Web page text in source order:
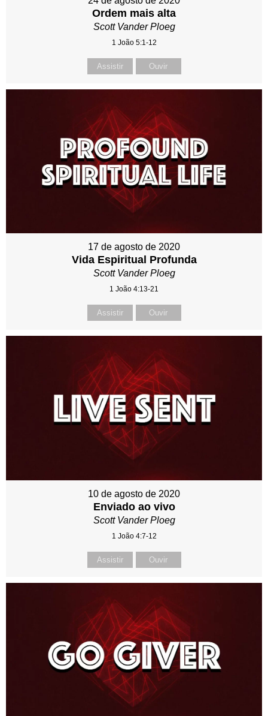
Ordem mais alta
Scott Vander Ploeg
1 João 5:1-12
Assistir Ouvir
17 de agosto de 2020
Vida Espiritual Profunda
Scott Vander Ploeg
1 João 4:13-21
Assistir Ouvir
10 de agosto de 2020
Enviado ao vivo
Scott Vander Ploeg
1 João 4:7-12
Assistir Ouvir